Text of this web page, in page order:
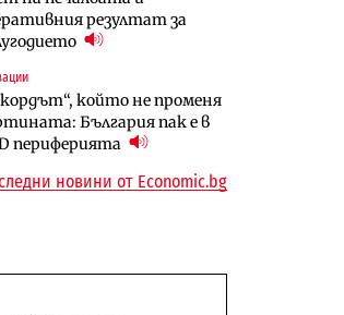
резултат за
който не променя
България пак е в
периферията
в Доброславци
толкова е намалял,
медии обмислят да се
напълно от Google
в Доброславци
ТЕЦ „Марица
2“ работи с 5 блока
новини от Economic.bg